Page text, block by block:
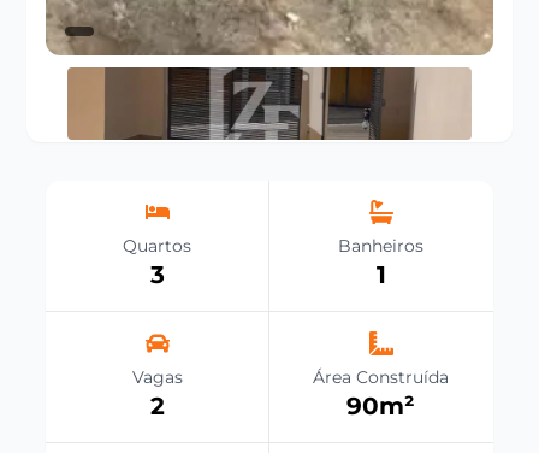
Quartos
3
Banheiros
1
Vagas
2
Área Construída
90m²